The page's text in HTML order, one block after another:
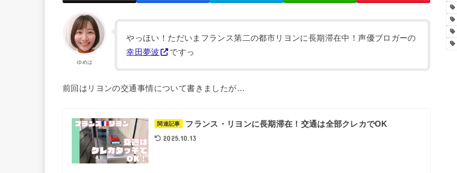
ゆめは
やっほい！ただいまフランス第二の都市リヨンに長期滞在中！声優ブロガーの
幸田夢波
ですっ
前回はリヨンの交通事情について書きましたが…
関連記事 フランス・リヨンに長期滞在！交通は全部クレカでOK
2025.10.13